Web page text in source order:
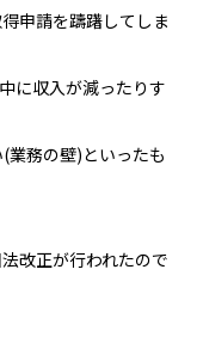
申請を躊躇してしま
に収入が減ったりす
(業務の壁)といったも
改正が行われたので